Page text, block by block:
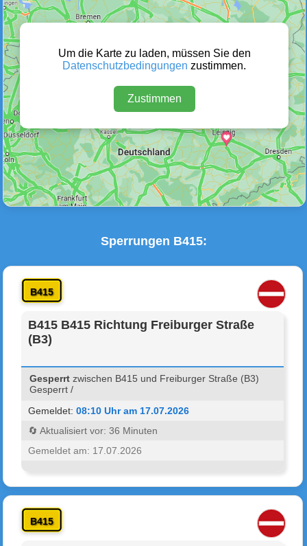
Wetter Warnungen Sperrungen
Defektes Fahrzeug
Um die Karte zu laden, müssen Sie den
Datenschutzbedingungen zustimmen.
Zustimmen
Sperrungen B415:
B415
B415 B415 Richtung Freiburger Straße
(B3)
Gesperrt zwischen B415 und Freiburger Straße (B3)
Gesperrt /
Gemeldet:08:10 Uhr am 17.07.2026
🔄 Aktualisiert vor: 36 Minuten
Gemeldet am: 17.07.2026
B415